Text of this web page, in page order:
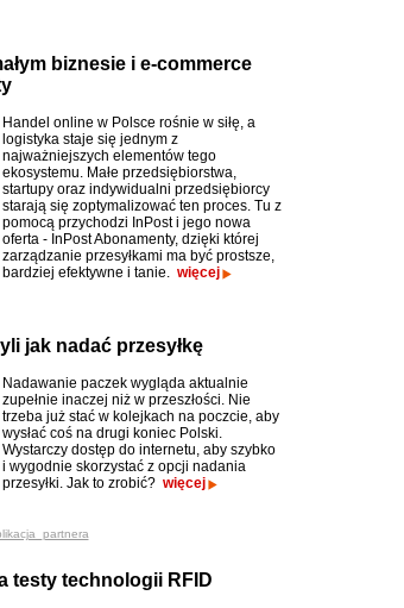
biznesie i e-commerce
Handel online w Polsce rośnie w siłę, a
logistyka staje się jednym z
najważniejszych elementów tego
ekosystemu. Małe przedsiębiorstwa,
startupy oraz indywidualni przedsiębiorcy
starają się zoptymalizować ten proces. Tu z
pomocą przychodzi InPost i jego nowa
oferta - InPost Abonamenty, dzięki której
zarządzanie przesyłkami ma być prostsze,
bardziej efektywne i tanie. więcej
jak nadać przesyłkę
Nadawanie paczek wygląda aktualnie
zupełnie inaczej niż w przeszłości. Nie
trzeba już stać w kolejkach na poczcie, aby
wysłać coś na drugi koniec Polski.
Wystarczy dostęp do internetu, aby szybko
i wygodnie skorzystać z opcji nadania
przesyłki. Jak to zrobić? więcej
testy technologii RFID